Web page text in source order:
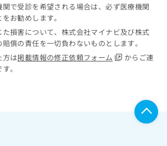
で受診を希望される場合は、必ず医療機関
お勧めします。
損害について、株式会社マイナビ及び株式
償の責任を一切負わないものとします。
方は掲載情報の修正依頼フォーム
からご連
。